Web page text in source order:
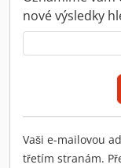
nové výsledky
Vaši e-mailovou
třetím stranám.